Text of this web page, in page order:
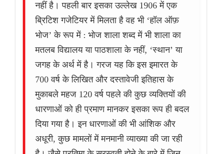
नहीं है। पहली बार इसका उल्लेख 1906 में एक
ब्रिटिश गजेटियर में मिलता है वह भी ‘हॉल ऑफ़
भोज’ के रूप में : भोज शाला शब्द में भी शाला का
मतलब विद्यालय या पाठशाला के नहीं, ‘स्थान’ या
जगह के अर्थ में है। गरज यह कि इस इमारत के
700 वर्ष के लिखित और दस्तावेजी इतिहास के
मुकाबले महज 120 वर्ष पहले की कुछ व्यक्तियों की
धारणाओं को ही प्रमाण मानकर इसका रूप ही बदल
दिया गया है। इन धारणाओं की भी आंशिक और
अधूरी, कुछ मामलों में मनमानी व्याख्या की जा रही